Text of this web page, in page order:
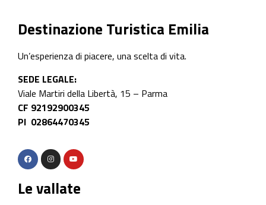
Destinazione Turistica Emilia
Un’esperienza di piacere, una scelta di vita.
SEDE LEGALE:
Viale Martiri della Libertà, 15 – Parma
CF 92192900345
PI 02864470345
Le vallate